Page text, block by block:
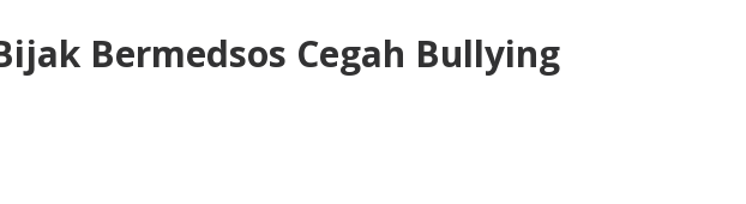
Bermedsos Cegah Bullying